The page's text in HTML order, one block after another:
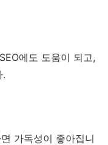
에도 도움이 되고,
.
가독성이 좋아집니